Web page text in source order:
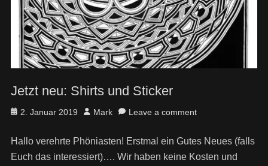
Jetzt neu: Shirts und Sticker
Posted
2. Januar 2019 Author
Mark Leave a comment
Hallo verehrte Phöniasten! Erstmal ein Gutes Neues (falls
Euch das interessiert)…. Wir haben keine Kosten und